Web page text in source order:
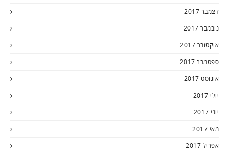
דצמבר 2017
נובמבר 2017
אוקטובר 2017
ספטמבר 2017
אוגוסט 2017
יולי 2017
יוני 2017
מאי 2017
אפריל 2017